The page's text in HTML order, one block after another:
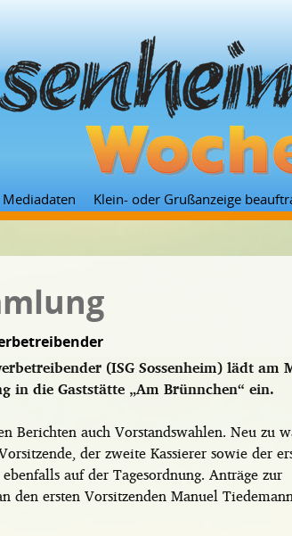
Zum
Inhalt
Mediadaten Klein- oder Grußanzeige
(ISG Sossenheim) lädt am
in die Gaststätte „Am Brünnchen“ ein.
Berichten auch Vorstandswahlen. Neu zu
der zweite Kassierer sowie der
auf der Tagesordnung. Anträge zur
den ersten Vorsitzenden Manuel